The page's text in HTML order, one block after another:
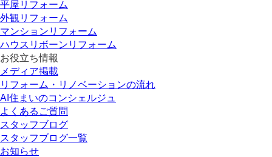
平屋リフォーム
外観リフォーム
マンションリフォーム
ハウスリボーンリフォーム
お役立ち情報
メディア掲載
リフォーム・リノベーションの流れ
AI住まいのコンシェルジュ
よくあるご質問
スタッフブログ
スタッフブログ一覧
お知らせ